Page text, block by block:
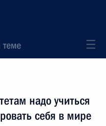
надо учиться
себя в мире